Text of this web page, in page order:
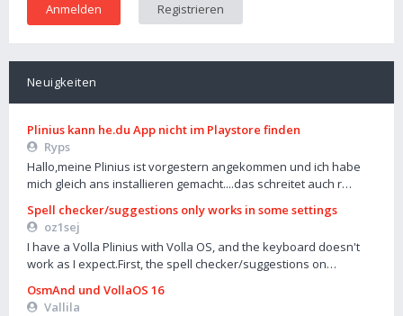
Registrieren
Neuigkeiten
Plinius kann he.du App nicht im Playstore finden
Ryps
Hallo,meine Plinius ist vorgestern angekommen und ich habe
mich gleich ans installieren gemacht....das schreitet auch r…
Spell checker/suggestions only works in some settings
oz1sej
I have a Volla Plinius with Volla OS, and the keyboard doesn't
work as I expect.First, the spell checker/suggestions on…
OsmAnd und VollaOS 16
Vallila